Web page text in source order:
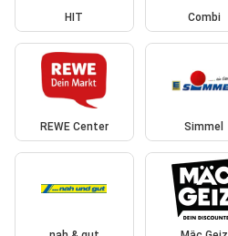
HIT Combi
REWE Center Simmel